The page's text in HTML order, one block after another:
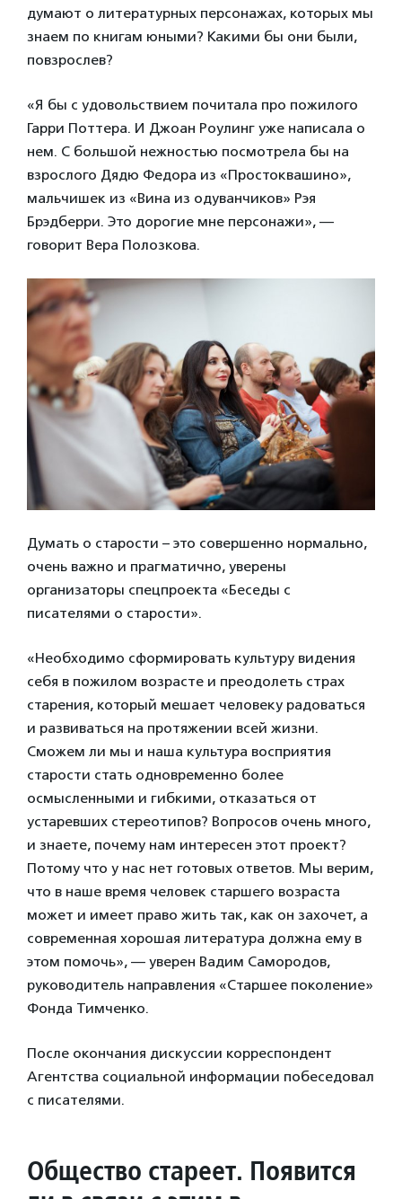
думают о литературных персонажах, которых мы
знаем по книгам юными? Какими бы они были,
повзрослев?
«Я бы с удовольствием почитала про пожилого
Гарри Поттера. И Джоан Роулинг уже написала о
нем. С большой нежностью посмотрела бы на
взрослого Дядю Федора из «Простоквашино»,
мальчишек из «Вина из одуванчиков» Рэя
Брэдберри. Это дорогие мне персонажи», —
говорит Вера Полозкова.
Думать о старости – это совершенно нормально,
очень важно и прагматично, уверены
организаторы спецпроекта «Беседы с
писателями о старости».
«Необходимо сформировать культуру видения
себя в пожилом возрасте и преодолеть страх
старения, который мешает человеку радоваться
и развиваться на протяжении всей жизни.
Сможем ли мы и наша культура восприятия
старости стать одновременно более
осмысленными и гибкими, отказаться от
устаревших стереотипов? Вопросов очень много,
и знаете, почему нам интересен этот проект?
Потому что у нас нет готовых ответов. Мы верим,
что в наше время человек старшего возраста
может и имеет право жить так, как он захочет, а
современная хорошая литература должна ему в
этом помочь», — уверен Вадим Самородов,
руководитель направления «Старшее поколение»
Фонда Тимченко.
После окончания дискуссии корреспондент
Агентства социальной информации побеседовал
с писателями.
Общество стареет. Появится